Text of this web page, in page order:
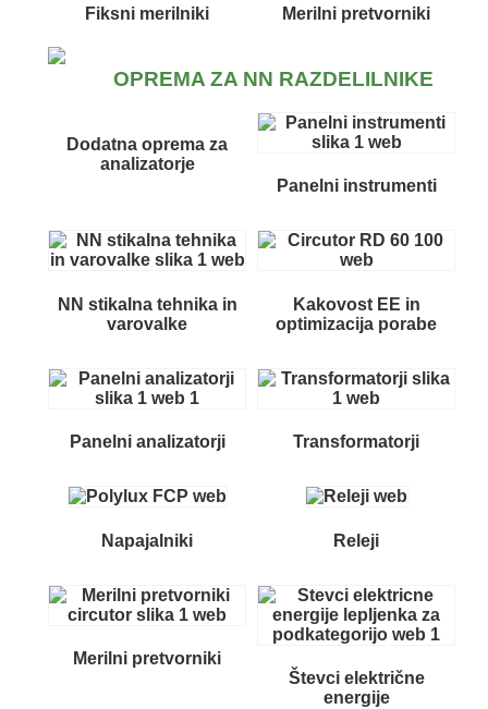
Fiksni merilniki Merilni pretvorniki
OPREMA ZA NN RAZDELILNIKE
Dodatna oprema za
analizatorje
Panelni instrumenti
NN stikalna tehnika in
varovalke
Kakovost EE in
optimizacija porabe
Panelni analizatorji Transformatorji
Napajalniki Releji
Merilni pretvorniki
Števci električne
energije